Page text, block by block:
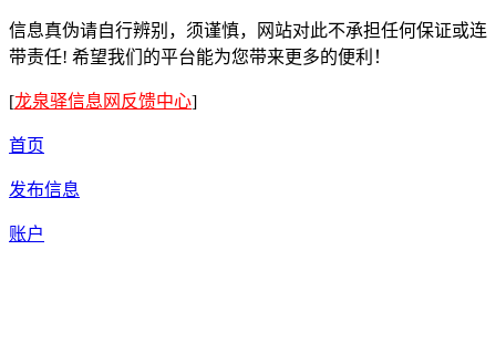
信息真伪请自行辨别，须谨慎，网站对此不承担任何保证或连
带责任! 希望我们的平台能为您带来更多的便利！
[龙泉驿信息网反馈中心]
首页
发布信息
账户